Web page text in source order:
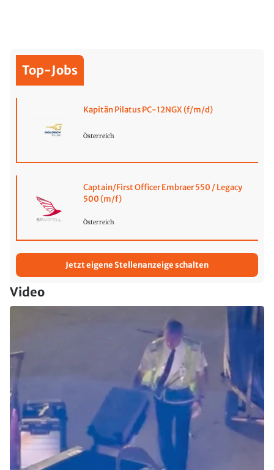
Top-Jobs
Kapitän Pilatus PC-12NGX (f/m/d)
Österreich
Captain/First Officer Embraer 550 / Legacy
500 (m/f)
Österreich
Jetzt eigene Stellenanzeige schalten
Video